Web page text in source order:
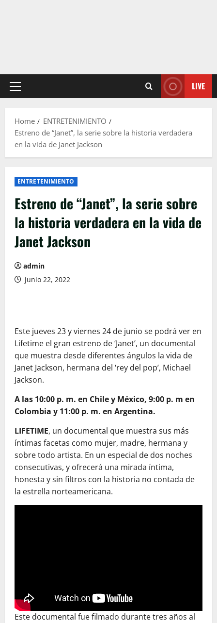
Primary
LIVE
Home
ENTRETENIMIENTO
Estreno de “Janet”, la serie sobre la historia verdadera
en la vida de Janet Jackson
ENTRETENIMIENTO
Estreno de “Janet”, la serie sobre
la historia verdadera en la vida de
Janet Jackson
admin
junio 22, 2022
Este jueves 23 y viernes 24 de junio se podrá ver en
Lifetime el gran estreno de ‘Janet’, un documental
que muestra desde diferentes ángulos la vida de
Janet Jackson, hermana del ‘rey del pop’, Michael
Jackson.
A las 10:00 p. m. en Chile y México, 9:00 p. m en
Colombia y 11:00 p. m. en Argentina.
LIFETIME, un documental que muestra sus más
íntimas facetas como mujer, madre, hermana y
sobre todo artista. En un especial de dos noches
consecutivas, y ofrecerá una mirada íntima,
honesta y sin filtros con la historia no contada de
la estrella norteamericana.
Este documental fue filmado durante tres años al